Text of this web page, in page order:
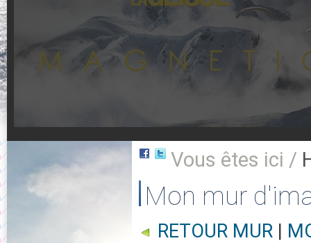
Aujourd'hui : T° Min :
Suivez en direct l'actualité des stations
Vous êtes ici /
Mon mur
RETOUR MUR |